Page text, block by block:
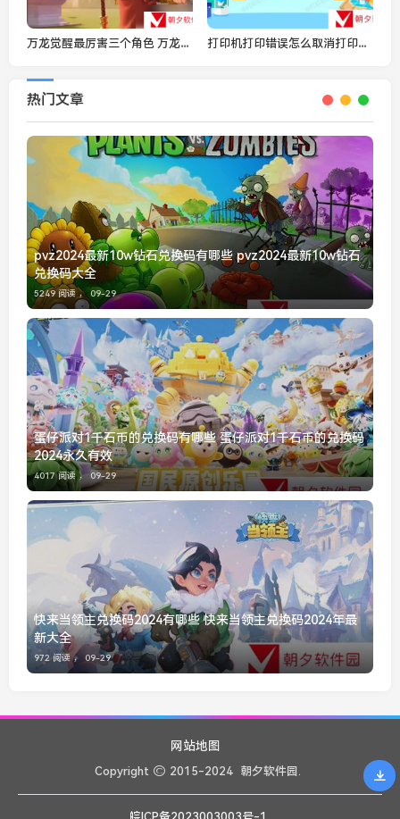
万龙觉醒最厉害三个角色 万龙觉醒角色强度排行 打印机打印错误怎么取消打印任务 取消打印任务的方法
热门文章
pvz2024最新10w钻石兑换码有哪些 pvz2024最新10w钻石
兑换码大全
5249 阅读 ， 09-29
蛋仔派对1千石币的兑换码有哪些 蛋仔派对1千石币的兑换码
2024永久有效
4017 阅读 ， 09-29
快来当领主兑换码2024有哪些 快来当领主兑换码2024年最
新大全
972 阅读 ， 09-29
网站地图
Copyright 2015-2024 朝夕软件园.